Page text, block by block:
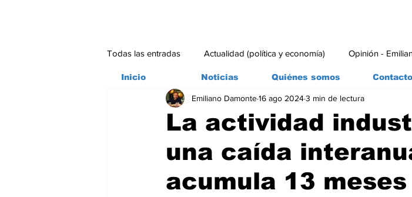
Todas las entradas Actualidad (política y economía) Opinión -
Ambiente Editorial Economía y Producción
La actividad
una caída
acumula 13
Emiliano Damonte16 ago 20243 min de lectura
Inicio Noticias Quiénes somos Contacto